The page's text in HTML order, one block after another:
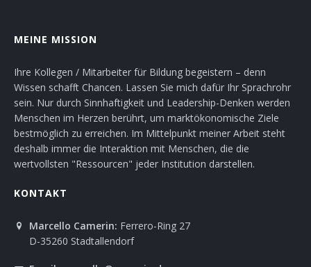
MEINE MISSION
Ihre Kollegen / Mitarbeiter für Bildung begeistern – denn
Wissen schafft Chancen. Lassen Sie mich dafür Ihr Sprachrohr
sein. Nur durch Sinnhaftigkeit und Leadership-Denken werden
Menschen im Herzen berührt, um marktökonomische Ziele
bestmöglich zu erreichen. Im Mittelpunkt meiner Arbeit steht
deshalb immer die Interaktion mit Menschen, die die
wertvollsten "Ressourcen" jeder Institution darstellen.
KONTAKT
Marcello Camerin: Ferrero-Ring 27
D-35260 Stadtallendorf